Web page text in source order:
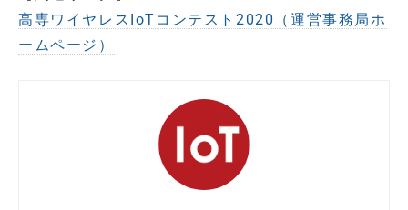
高専ワイヤレスIoTコンテスト2020（運営事務局ホ
ームページ）